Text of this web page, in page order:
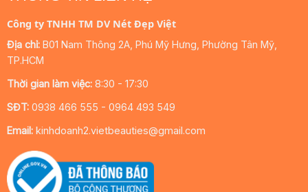
Công ty TNHH TM DV Nét Đẹp Việt
Địa chỉ: B01 Nam Thông 2A, Phú Mỹ Hưng, Phường Tân Mỹ,
TP.HCM
Thời gian làm việc:8:30 - 17:30
SĐT:0938 466 555 - 0964 493 549
Email:kinhdoanh2.vietbeauties@gmail.com